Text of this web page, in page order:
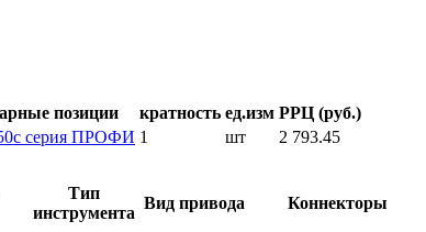
позиции кратность ед.изм РРЦ (руб.)
серия ПРОФИ 1 шт
2 793.45
Тип
инструмента
Вид привода Коннекторы